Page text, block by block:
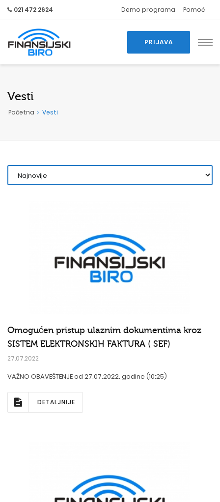
021 472 2624 Demo programa Pomoć
PRIJAVA
Vesti
Početna Vesti
Omogućen pristup ulaznim dokumentima kroz
SISTEM ELEKTRONSKIH FAKTURA ( SEF)
27.07.2022
VAŽNO OBAVEŠTENJE od 27.07.2022. godine (10:25)
DETALJNIJE